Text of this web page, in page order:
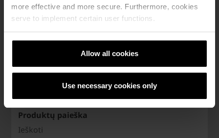
more effective and more secure. Furthermore, cookies
serve to implement certain user functions.
Allow all cookies
Use necessary cookies only
Produktų paieška
Ieškoti